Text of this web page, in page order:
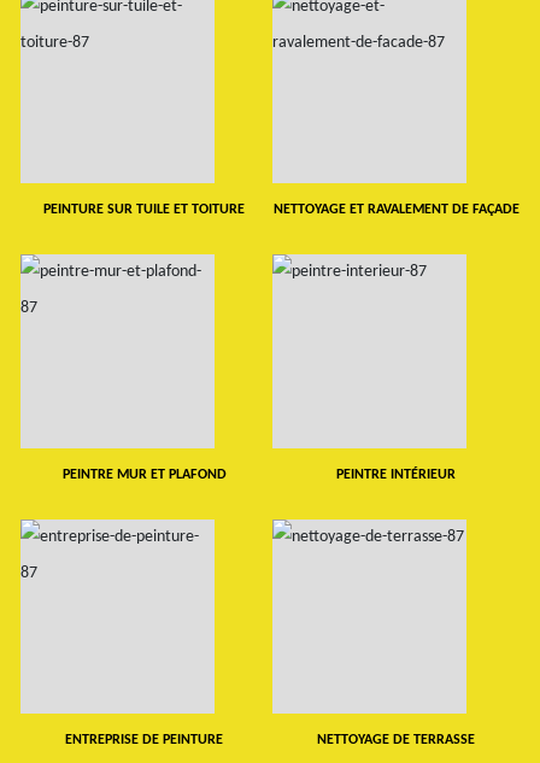
PEINTURE SUR TUILE ET TOITURE NETTOYAGE ET RAVALEMENT DE FAÇADE
PEINTRE MUR ET PLAFOND PEINTRE INTÉRIEUR
ENTREPRISE DE PEINTURE NETTOYAGE DE TERRASSE